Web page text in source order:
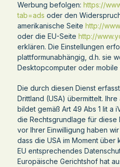
Werbung befolgen: https://
tab=ads oder den
amerikanische Seite http://
oder die EU-Seite http://
erklären. Die Einstellungen
plattformunabhängig, d.h. sie
Desktopcomputer oder mobile
Die durch diesen Dienst
Drittland (USA) übermittelt.
bildet gemäß Art 49 Abs 1 lit a
die Rechtsgrundlage für diese
vor Ihrer Einwilligung haben
dass die USA im Moment
EU entsprechendes
Europäische Gerichtshof hat